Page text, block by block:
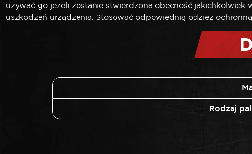
używać go jeżeli zostanie stwierdzona obecność
uszkodzeń urządzenia. Stosować odpowiednią odzież
Rodzaj